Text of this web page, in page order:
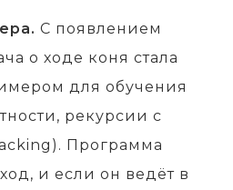
С появлением
о ходе коня стала
для обучения
рекурсии с
Программа
и если он ведёт в